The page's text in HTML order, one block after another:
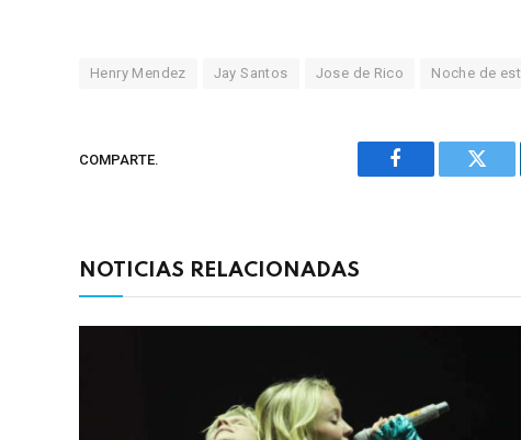
Henry Mendez Jay Santos Jose de Rico Noche de
COMPARTE.
Facebook
NOTICIAS RELACIONADAS